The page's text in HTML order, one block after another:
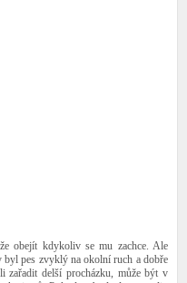
obejít kdykoliv se mu zachce. Ale
byl pes zvyklý na okolní ruch a dobře
zařadit delší procházku, může být v